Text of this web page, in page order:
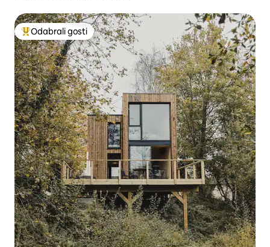
Među najviše rangiranima s oznakom „Odabrali gosti”
Odabrali gosti